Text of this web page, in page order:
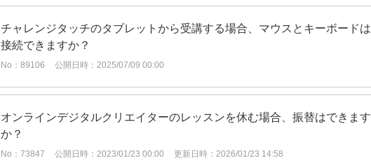
チャレンジタッチのタブレットから受講する場合、マウスとキーボードは
接続できますか？
No：89106 公開日時：2025/07/09 00:00
オンラインデジタルクリエイターのレッスンを休む場合、振替はできます
か？
No：73847 公開日時：2023/01/23 00:00 更新日時：2026/01/23 14:58